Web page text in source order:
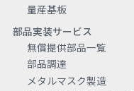
量産基板
部品実装サービス
無償提供部品一覧
部品調達
メタルマスク製造